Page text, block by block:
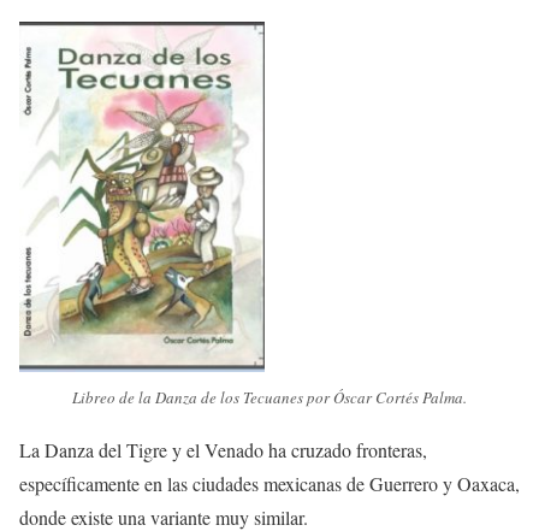
Libreo de la Danza de los Tecuanes por Óscar Cortés Palma.
La Danza del Tigre y el Venado ha cruzado fronteras,
específicamente en las ciudades mexicanas de Guerrero y Oaxaca,
donde existe una variante muy similar.